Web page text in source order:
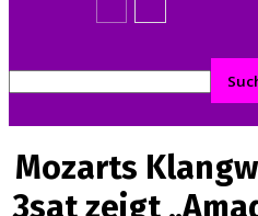
Mozarts
3sat zeigt